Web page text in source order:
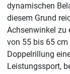
dynamischen
diesem Grund
Achsenwinkel zu
von 55 bis 65 cm
Doppelrillung
Leistungssport,